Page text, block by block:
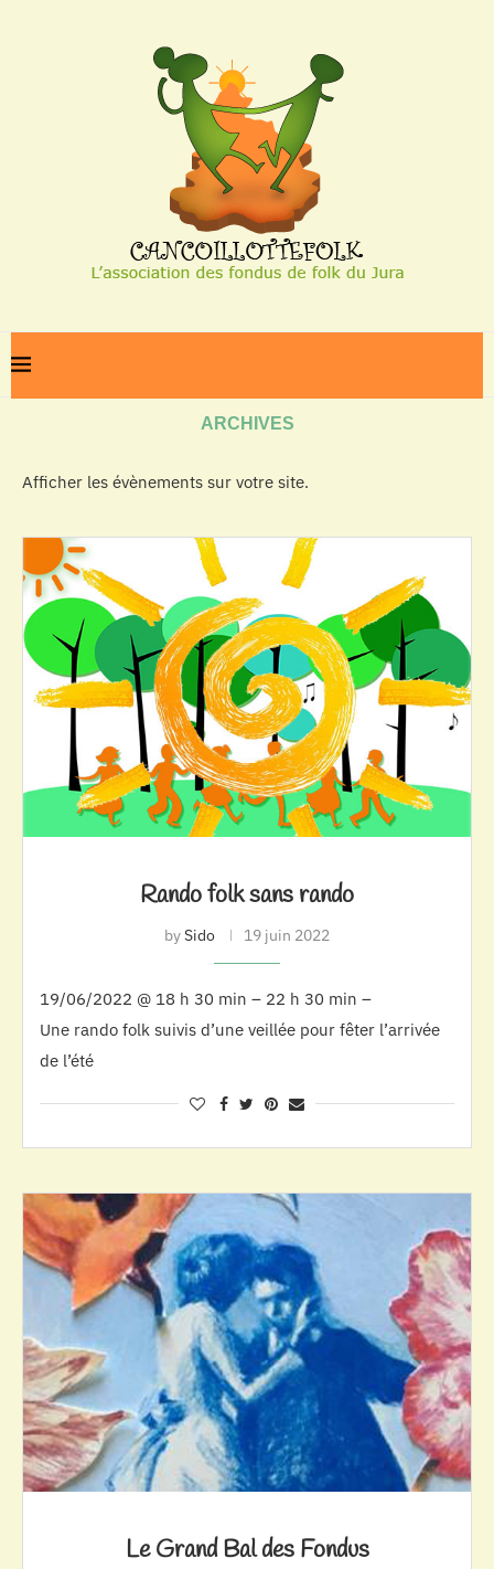
ARCHIVES
Afficher les évènements sur votre site.
Rando folk sans rando
bySido 19 juin 2022
19/06/2022 @ 18 h 30 min – 22 h 30 min –
Une rando folk suivis d’une veillée pour fêter l’arrivée
de l’été
Le Grand Bal des Fondus